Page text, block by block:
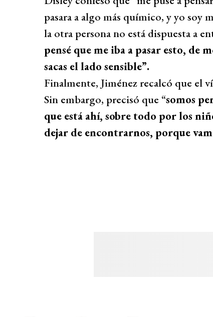
pasara a algo más químico, y yo soy
la otra persona no está dispuesta a
pensé que me iba a pasar esto, de
sacas el lado sensible”.
Finalmente, Jiménez recalcó que el
Sin embargo, precisó que “somos
que está ahí, sobre todo por los
dejar de encontrarnos, porque